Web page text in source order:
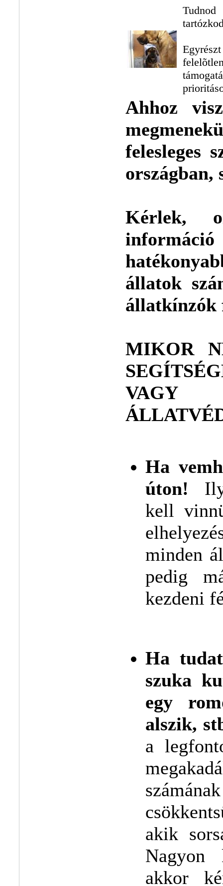
Ahhoz
felesleges
országban,
Kérlek,
állatok
állatkínzók
MIKOR
VAGY
Ha
úton!
kell
minden
pedig
kezdeni
Ha
szuka
egy
alszik,
a
akik
Nagyon
akkor